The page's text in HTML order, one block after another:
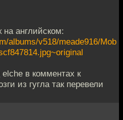
на английском:
albums/v518/meade916/Mob
в комментах к
из гугла так перевели